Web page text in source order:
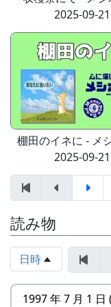
2025-09-21
棚田のイネに - メ
2025-09-21
読み物
日時
1997 年 7 月 1 日